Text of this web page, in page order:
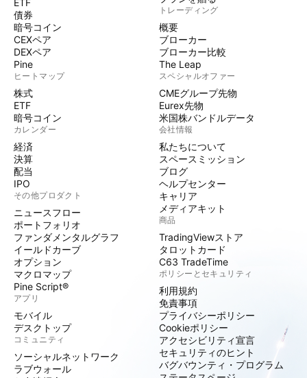
ETF
債券
暗号コイン
CEXペア
DEXペア
Pine
ヒートマップ
株式
ETF
暗号コイン
カレンダー
経済
決算
配当
IPO
その他プロダクト
ニュースフロー
ポートフォリオ
ファンダメンタルグラフ
イールドカーブ
オプション
マクロマップ
Pine Script®
アプリ
モバイル
デスクトップ
コミュニティ
ソーシャルネットワーク
ラブウォール
トレーディング
概要
ブローカー
ブローカー比較
The Leap
スペシャルオファー
CMEグループ先物
Eurex先物
米国株バンドルデータ
会社情報
私たちについて
スペースミッション
ブログ
ヘルプセンター
キャリア
メディアキット
商品
TradingViewストア
タロットカード
C63 TradeTime
ポリシーとセキュリティ
利用規約
免責事項
プライバシーポリシー
Cookieポリシー
アクセシビリティ宣言
セキュリティのヒント
バグバウンティ・プログラム